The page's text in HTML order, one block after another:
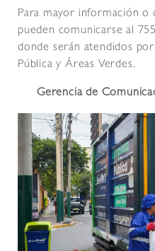
Para mayor información o
pueden comunicarse al
donde serán atendidos
Pública y Áreas Verdes.
Gerencia de